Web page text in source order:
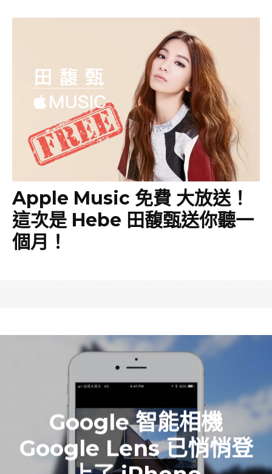
Apple Music 免費 大放送！
這次是 Hebe 田馥甄送你聽一
個月！
Google 智能相機
Google Lens 已悄悄登